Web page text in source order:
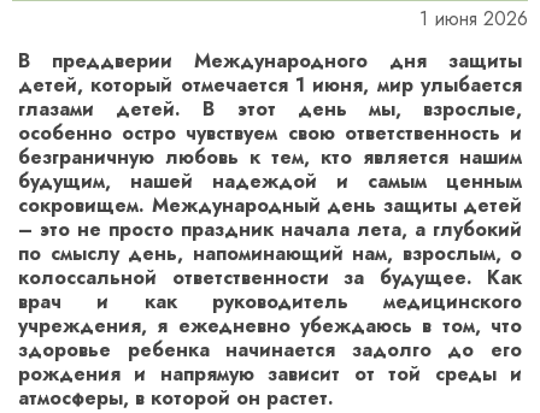
1 июня 2026
В преддверии Международного дня защиты
детей, который отмечается 1 июня, мир улыбается
глазами детей. В этот день мы, взрослые,
особенно остро чувствуем свою ответственность и
безграничную любовь к тем, кто является нашим
будущим, нашей надеждой и самым ценным
сокровищем. Международный день защиты детей
– это не просто праздник начала лета, а глубокий
по смыслу день, напоминающий нам, взрослым, о
колоссальной ответственности за будущее. Как
врач и как руководитель медицинского
учреждения, я ежедневно убеждаюсь в том, что
здоровье ребенка начинается задолго до его
рождения и напрямую зависит от той среды и
атмосферы, в которой он растет.